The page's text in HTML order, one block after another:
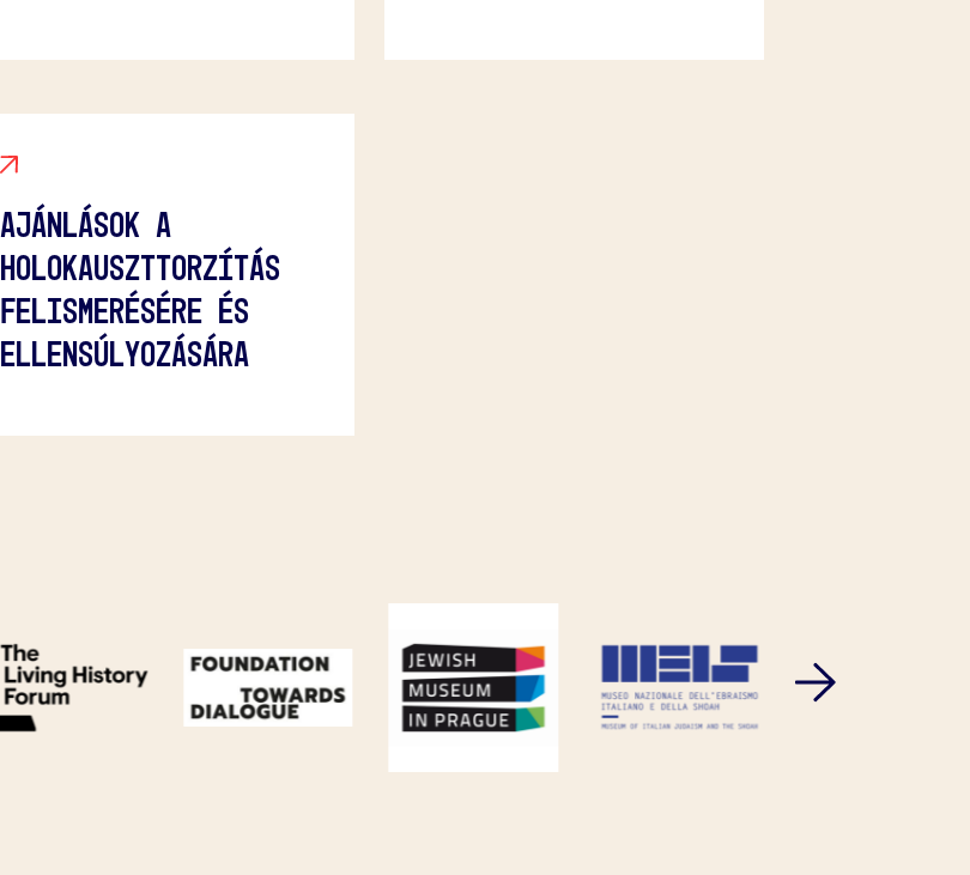
AJÁNLÁSOK A
HOLOKAUSZTTORZÍTÁS
FELISMERÉSÉRE ÉS
ELLENSÚLYOZÁSÁRA